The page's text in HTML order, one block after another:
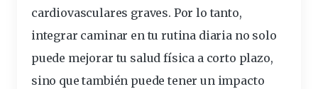
cardiovasculares graves. Por lo tanto,
integrar caminar en tu rutina diaria no solo
puede mejorar tu salud física a corto plazo,
sino que también puede tener un impacto